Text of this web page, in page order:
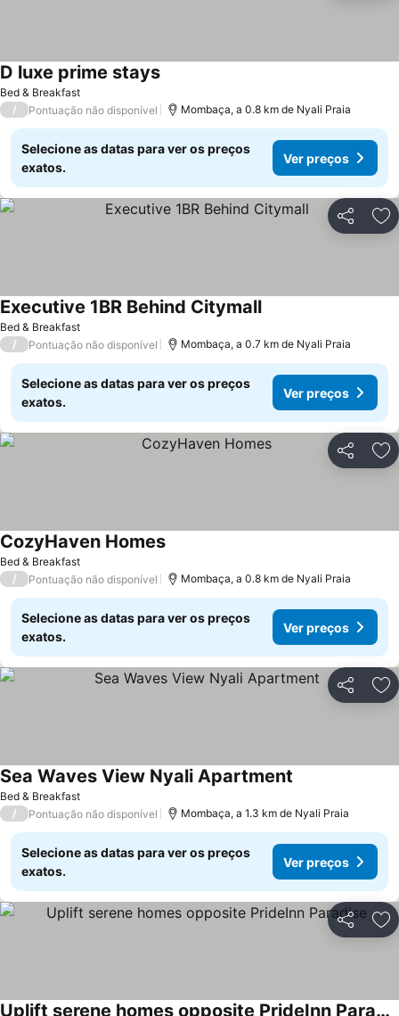
Bed & Breakfast
D luxe prime stays
/ Pontuação não disponível Mombaça, a 0.8 km de Nyali Praia
Selecione as datas para ver os preços
exatos.
Ver preços
Partilhar
Bed & Breakfast
Executive 1BR Behind Citymall
/ Pontuação não disponível Mombaça, a 0.7 km de Nyali Praia
Selecione as datas para ver os preços
exatos.
Ver preços
Partilhar
Bed & Breakfast
CozyHaven Homes
/ Pontuação não disponível Mombaça, a 0.8 km de Nyali Praia
Selecione as datas para ver os preços
exatos.
Ver preços
Partilhar
Bed & Breakfast
Sea Waves View Nyali Apartment
/ Pontuação não disponível Mombaça, a 1.3 km de Nyali Praia
Selecione as datas para ver os preços
exatos.
Ver preços
Partilhar
Uplift serene homes opposite PrideInn Paradise